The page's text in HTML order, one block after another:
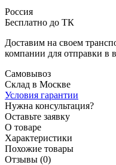
Россия
Бесплатно до ТК
Доставим на своем
компании для отправки в
Самовывоз
Склад в Москве
Условия гарантии
Нужна консультация?
Оставьте заявку
О товаре
Характеристики
Похожие товары
Отзывы (0)